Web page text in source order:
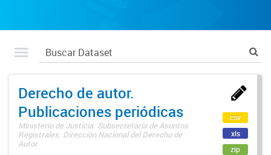
Derecho de autor.
Publicaciones periódicas
Ministerio de Justicia. Subsecretaría de Asuntos
Registrales. Dirección Nacional del Derecho de
Autor
csv
xls
zip